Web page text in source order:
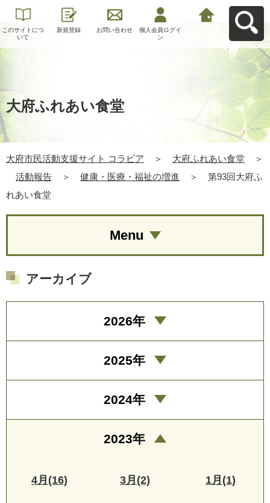
このサイトにつ
いて
新規登録 お問い合わせ
個人会員ログイ
ン
大府ふれあい食堂
大府市民活動支援サイト コラビア ＞ 大府ふれあい食堂
＞
活動報告
＞ 健康・医療・福祉の増進 ＞
第93回大府ふ
れあい食堂
Menu
アーカイブ
2026年
2025年
2024年
2023年
4月(16) 3月(2) 1月(1)